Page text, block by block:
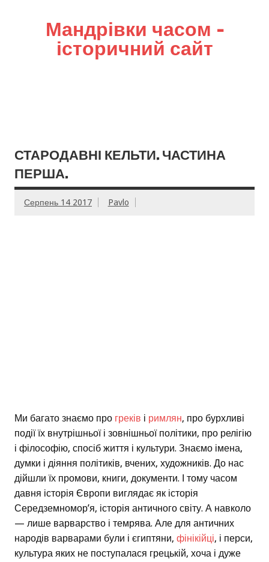
Мандрівки часом –
історичний сайт
СТАРОДАВНІ КЕЛЬТИ. ЧАСТИНА
ПЕРША.
Серпень 14 2017 Pavlo
Ми багато знаємо про греків і римлян, про бурхливі
події їх внутрішньої і зовнішньої політики, про релігію
і філософію, спосіб життя і культури. Знаємо імена,
думки і діяння політиків, вчених, художників. До нас
дійшли їх промови, книги, документи. І тому часом
давня історія Європи виглядає як історія
Середземномор’я, історія античного світу. А навколо
— лише варварство і темрява. Але для античних
народів варварами були і єгиптяни, фінікійці, і перси,
культура яких не поступалася грецькій, хоча і дуже